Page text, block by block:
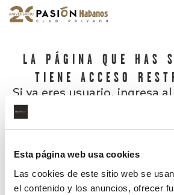
Esta página web usa cookies
Las cookies de este sitio web se
el contenido y los anuncios, ofrecer
LA PÁGINA QUE HAS
TIENE ACCESO
Si ya eres usuario, ingresa